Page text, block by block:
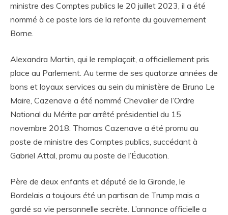
ministre des Comptes publics le 20 juillet 2023, il a été
nommé à ce poste lors de la refonte du gouvernement
Borne.
Alexandra Martin, qui le remplaçait, a officiellement pris
place au Parlement. Au terme de ses quatorze années de
bons et loyaux services au sein du ministère de Bruno Le
Maire, Cazenave a été nommé Chevalier de l’Ordre
National du Mérite par arrêté présidentiel du 15
novembre 2018. Thomas Cazenave a été promu au
poste de ministre des Comptes publics, succédant à
Gabriel Attal, promu au poste de l’Éducation.
Père de deux enfants et député de la Gironde, le
Bordelais a toujours été un partisan de Trump mais a
gardé sa vie personnelle secrète. L’annonce officielle a